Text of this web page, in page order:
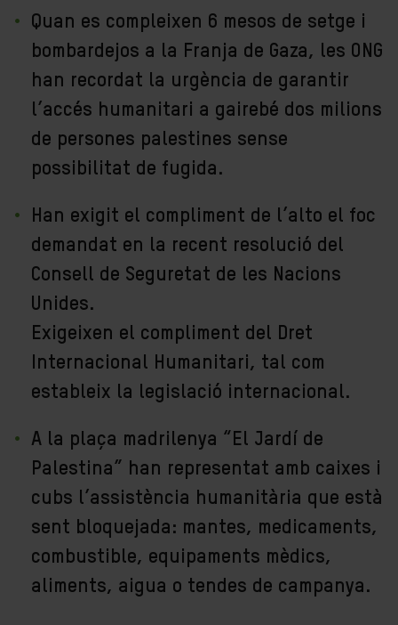
Quan es compleixen 6 mesos de setge i
bombardejos a la Franja de Gaza, les ONG
han recordat la urgència de garantir
l’accés humanitari a gairebé dos milions
de persones palestines sense
possibilitat de fugida.
Han exigit el compliment de l’alto el foc
demandat en la recent resolució del
Consell de Seguretat de les Nacions
Unides.
Exigeixen el compliment del Dret
Internacional Humanitari, tal com
estableix la legislació internacional.
A la plaça madrilenya “El Jardí de
Palestina” han representat amb caixes i
cubs l’assistència humanitària que està
sent bloquejada: mantes, medicaments,
combustible, equipaments mèdics,
aliments, aigua o tendes de campanya.